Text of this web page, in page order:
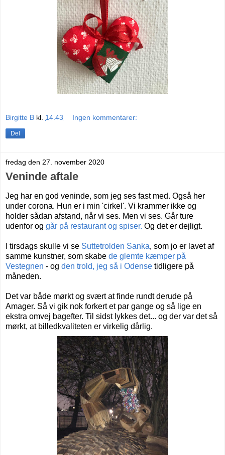
Birgitte B kl. 14.43 Ingen kommentarer:
Del
fredag den 27. november 2020
Veninde aftale
Jeg har en god veninde, som jeg ses fast med. Også her
under corona. Hun er i min 'cirkel'. Vi krammer ikke og
holder sådan afstand, når vi ses. Men vi ses. Går ture
udenfor og går på restaurant og spiser. Og det er dejligt.
I tirsdags skulle vi se Suttetrolden Sanka, som jo er lavet af
samme kunstner, som skabe de glemte kæmper på
Vestegnen - og den trold, jeg så i Odense tidligere på
måneden.
Det var både mørkt og svært at finde rundt derude på
Amager. Så vi gik nok forkert et par gange og så lige en
ekstra omvej bagefter. Til sidst lykkes det... og der var det så
mørkt, at billedkvaliteten er virkelig dårlig.